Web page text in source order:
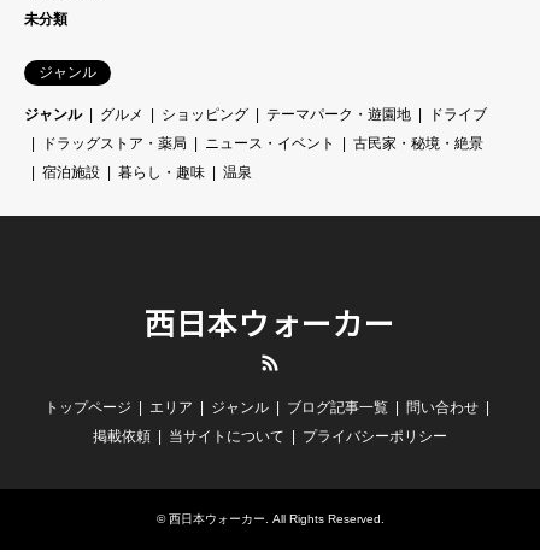
未分類
ジャンル
ジャンル グルメ ショッピング テーマパーク・遊園地
ドライブ
ドラッグストア・薬局
ニュース・イベント
古民家・秘境・絶景
宿泊施設
暮らし・趣味 温泉
西日本ウォーカー
トップページ エリア ジャンル ブログ記事一覧
問い合わせ
掲載依頼
当サイトについて プライバシーポリシー
© 西日本ウォーカー. All Rights Reserved.